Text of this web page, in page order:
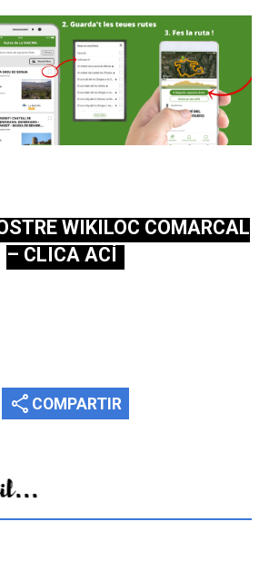
WIKILOC COMARCAL
– CLICA ACÍ
share COMPARTIR